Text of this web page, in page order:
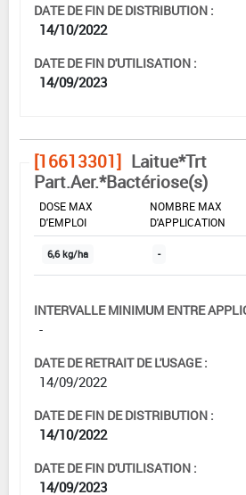
DATE DE FIN DE DISTRIBUTION :
14/10/2022
DATE DE FIN D'UTILISATION :
14/09/2023
[16613301] Laitue*Trt
Part.Aer.*Bactériose(s)
DOSE MAX
D'EMPLOI
NOMBRE MAX
D'APPLICATION
6,6 kg/ha -
INTERVALLE MINIMUM ENTRE
-
DATE DE RETRAIT DE L'USAGE :
14/09/2022
DATE DE FIN DE DISTRIBUTION :
14/10/2022
DATE DE FIN D'UTILISATION :
14/09/2023